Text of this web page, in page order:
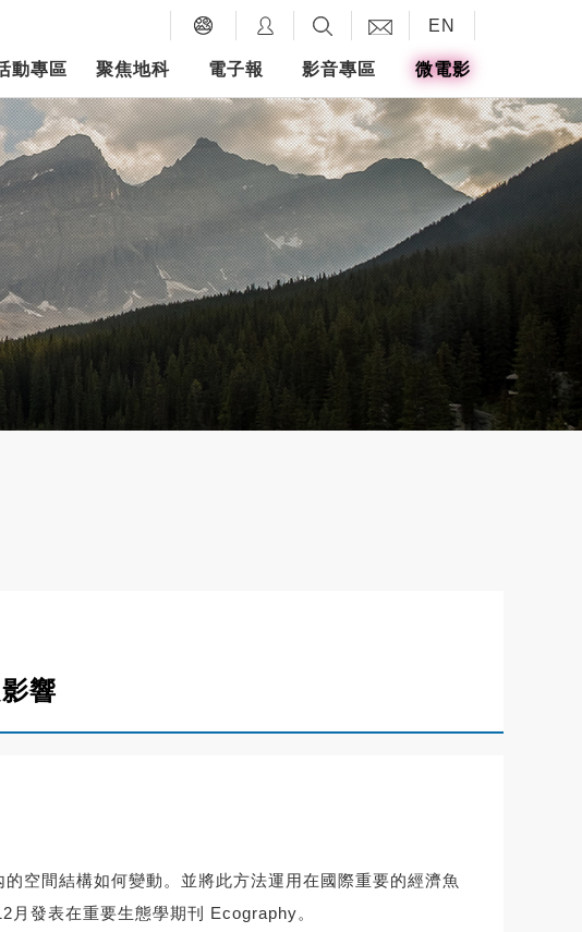
EN
動專區 聚焦地科 電子報 影音專區 微電影
響
空間結構如何變動。並將此方法運用在國際重要的經濟魚
發表在重要生態學期刊 Ecography。